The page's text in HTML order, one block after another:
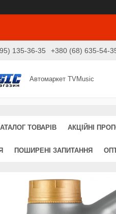
135-36-35 +380 (68) 635-54-
Автомаркет TVMusic
ТОВАРІВ АКЦІЙНІ
ПОШИРЕНІ ЗАПИТАННЯ